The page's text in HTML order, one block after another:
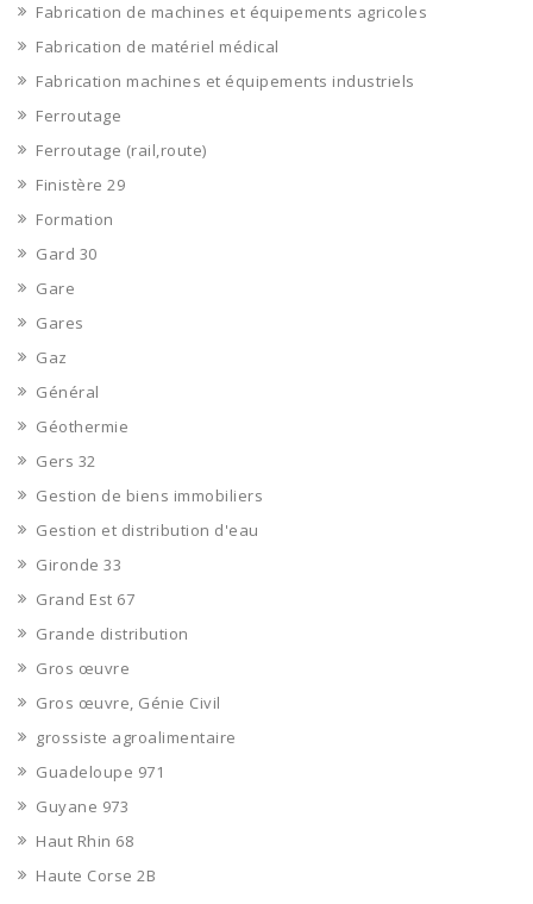
Fabrication de machines et équipements agricoles
Fabrication de matériel médical
Fabrication machines et équipements industriels
Ferroutage
Ferroutage (rail,route)
Finistère 29
Formation
Gard 30
Gare
Gares
Gaz
Général
Géothermie
Gers 32
Gestion de biens immobiliers
Gestion et distribution d'eau
Gironde 33
Grand Est 67
Grande distribution
Gros œuvre
Gros œuvre, Génie Civil
grossiste agroalimentaire
Guadeloupe 971
Guyane 973
Haut Rhin 68
Haute Corse 2B